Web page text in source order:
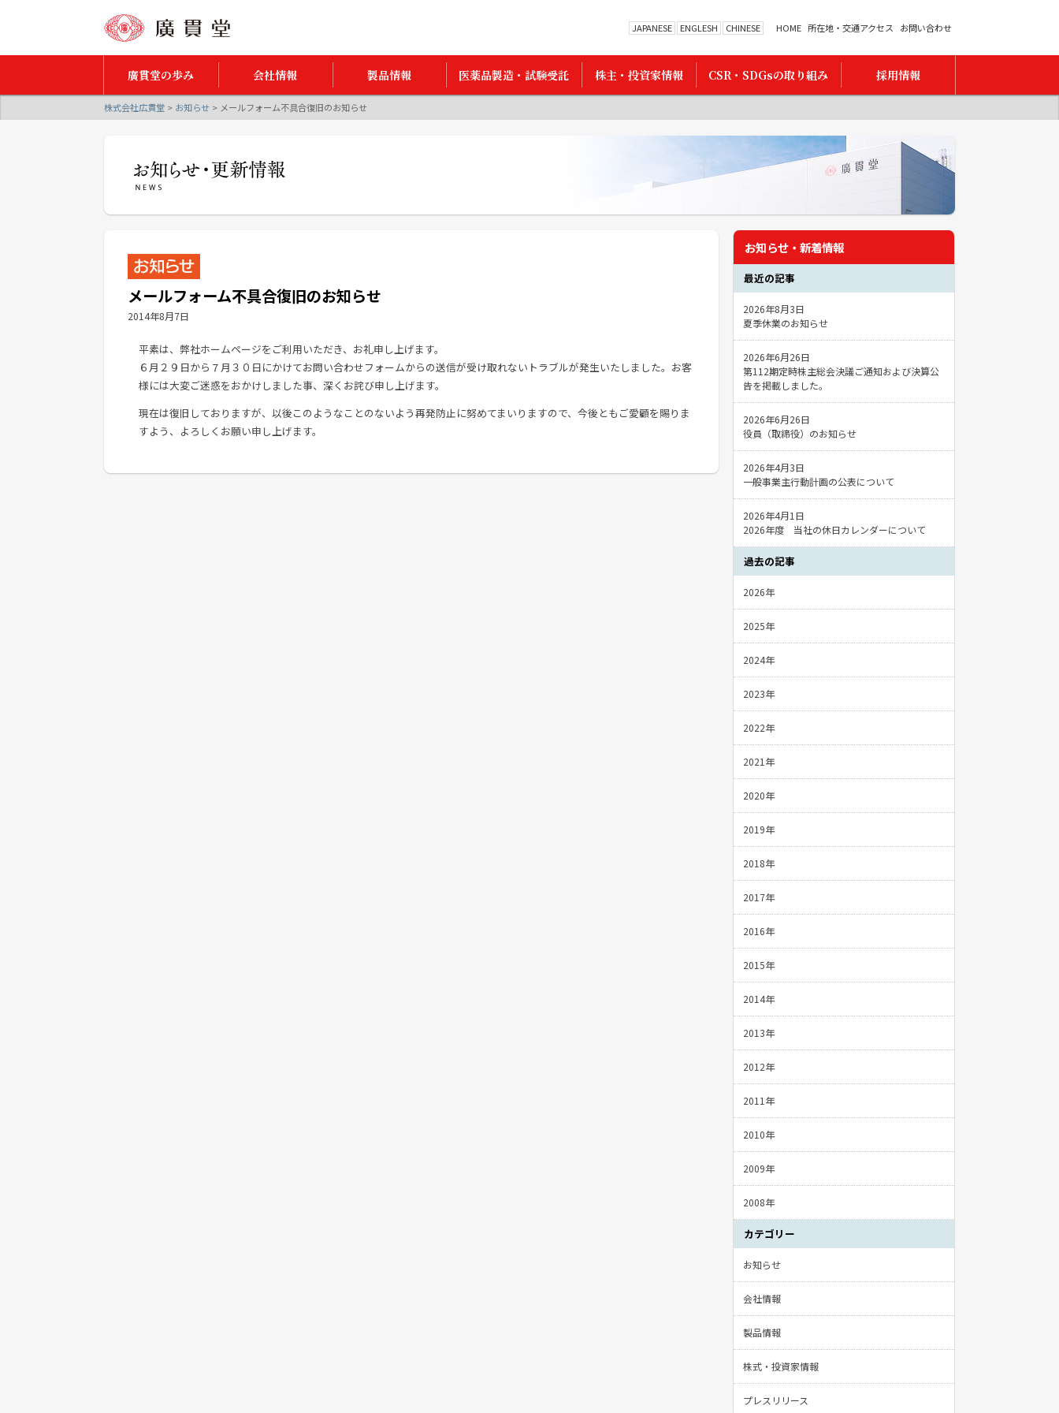
JAPANESE ENGLESH CHINESE HOME 所在地・交通アクセス お問い合わせ
廣貫堂の歩み 会社情報 製品情報 医薬品製造・試験受託 株主・投資家情報 CSR・SDGsの取り組み 採用情報
株式会社広貫堂 > お知らせ > メールフォーム不具合復旧のお知らせ
メールフォーム不具合復旧のお知らせ
2014年8月7日
平素は、弊社ホームページをご利用いただき、お礼申し上げます。
６月２９日から７月３０日にかけてお問い合わせフォームからの送信が受け取れないトラブルが発生いたしました。お客
様には大変ご迷惑をおかけしました事、深くお詫び申し上げます。
現在は復旧しておりますが、以後このようなことのないよう再発防止に努めてまいりますので、今後ともご愛顧を賜りま
すよう、よろしくお願い申し上げます。
お知らせ・新着情報
最近の記事
2026年8月3日
夏季休業のお知らせ
2026年6月26日
第112期定時株主総会決議ご通知および決算公
告を掲載しました。
2026年6月26日
役員（取締役）のお知らせ
2026年4月3日
一般事業主行動計画の公表について
2026年4月1日
2026年度 当社の休日カレンダーについて
過去の記事
2026年
2025年
2024年
2023年
2022年
2021年
2020年
2019年
2018年
2017年
2016年
2015年
2014年
2013年
2012年
2011年
2010年
2009年
2008年
カテゴリー
お知らせ
会社情報
製品情報
株式・投資家情報
プレスリリース